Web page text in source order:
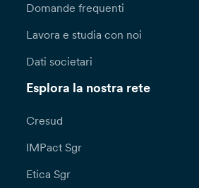
Domande frequenti
Lavora e studia con noi
Dati societari
Esplora la nostra rete
Cresud
IMPact Sgr
Etica Sgr